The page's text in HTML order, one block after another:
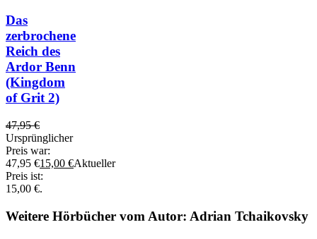
Das
zerbrochene
Reich des
Ardor Benn
(Kingdom
of Grit 2)
47,95€
Ursprünglicher
Preis war:
47,95 €15,00 €Aktueller
Preis ist:
15,00 €.
Weitere Hörbücher vom Autor: Adrian Tchaikovsky